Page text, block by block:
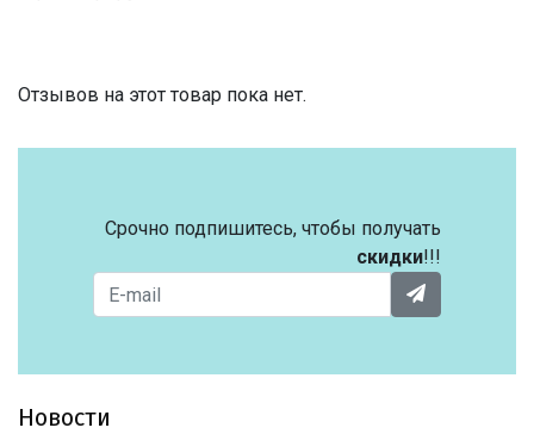
Отзывов на этот товар пока нет.
Срочно подпишитесь, чтобы получать
скидки!!!
Новости